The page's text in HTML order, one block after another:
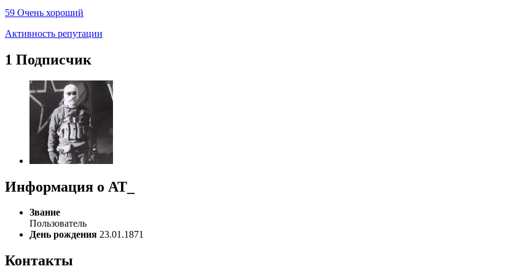
59 Очень хороший
Активность репутации
1 Подписчик
Информация о AT_
Звание
Пользователь
День рождения 23.01.1871
Контакты